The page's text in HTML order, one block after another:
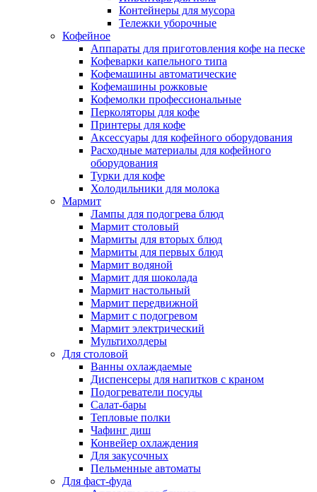
Контейнеры для мусора
Тележки уборочные
Кофейное
Аппараты для приготовления кофе на песке
Кофеварки капельного типа
Кофемашины автоматические
Кофемашины рожковые
Кофемолки профессиональные
Перколяторы для кофе
Принтеры для кофе
Аксессуары для кофейного оборудования
Расходные материалы для кофейного
оборудования
Турки для кофе
Холодильники для молока
Мармит
Лампы для подогрева блюд
Мармит столовый
Мармиты для вторых блюд
Мармиты для первых блюд
Мармит водяной
Мармит для шоколада
Мармит настольный
Мармит передвижной
Мармит с подогревом
Мармит электрический
Мультихолдеры
Для столовой
Ванны охлаждаемые
Диспенсеры для напитков с краном
Подогреватели посуды
Салат-бары
Тепловые полки
Чафинг диш
Конвейер охлаждения
Для закусочных
Пельменные автоматы
Для фаст-фуда